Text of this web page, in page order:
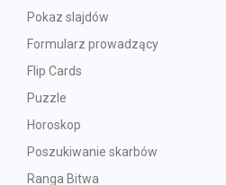
Pokaz slajdów
Formularz prowadzący
Flip Cards
Puzzle
Horoskop
Poszukiwanie skarbów
Ranga Bitwa